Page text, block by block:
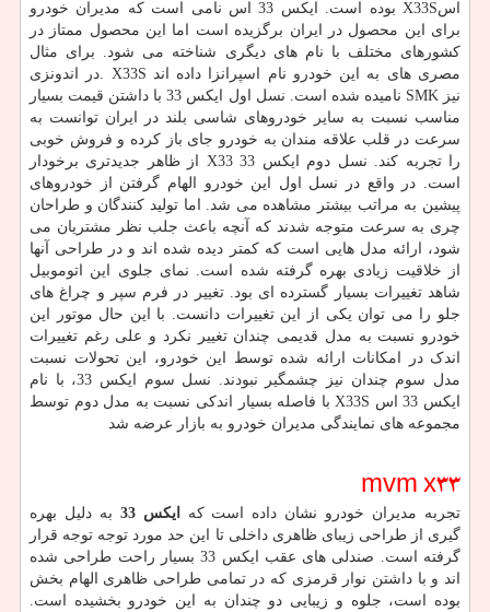
اسX33S
بوده است. ایکس 33 اس نامی است که مدیران خودرو
برای این محصول در ایران برگزیده است اما این محصول ممتاز در
کشورهای مختلف با نام های دیگری شناخته می شود. برای مثال
مصری های به این خودرو نام اسپرانزا داده اند . X33S در اندونزی
نیز SMK
نامیده شده است. نسل اول ایکس 33 با داشتن قیمت بسیار
مناسب نسبت به سایر خودروهای شاسی بلند در ایران توانست به
سرعت در قلب علاقه مندان به خودرو جای باز کرده و فروش خوبی
را تجربه کند. نسل دوم ایکس 33
X33
از ظاهر جدیدتری برخودار
است. در واقع در نسل اول این خودرو الهام گرفتن از خودروهای
پیشین به مراتب بیشتر مشاهده می شد. اما تولید کنندگان و طراحان
چری به سرعت متوجه شدند که آنچه باعث جلب نظر مشتریان می
شود، ارائه مدل هایی است که کمتر دیده شده اند و در طراحی آنها
از خلاقیت زیادی بهره گرفته شده است. نمای جلوی این اتوموبیل
شاهد تغییرات بسیار گسترده ای بود. تغییر در فرم سپر و چراغ های
جلو را می توان یکی از این تغییرات دانست. با این حال موتور این
خودرو نسبت به مدل قدیمی چندان تغییر نکرد و علی رغم تغییرات
اندک در امکانات ارائه شده توسط این خودرو، این تحولات نسبت
مدل سوم چندان نیز چشمگیر نبودند. نسل سوم ایکس 33، با نام
ایکس 33 اس
X33S با فاصله بسیار اندکی نسبت به مدل دوم توسط
مجموعه های نمایندگی مدیران خودرو به بازار عرضه شد
mvm x33
تجربه مدیران خودرو نشان داده است که ایکس 33
به دلیل بهره
گیری از طراحی زیبای ظاهری داخلی تا این حد مورد توجه توجه قرار
گرفته است. صندلی های عقب ایکس 33 بسیار راحت طراحی شده
اند و با داشتن نوار قرمزی که در تمامی طراحی ظاهری الهام بخش
بوده است، جلوه و زیبایی دو چندان به این خودرو بخشیده است.